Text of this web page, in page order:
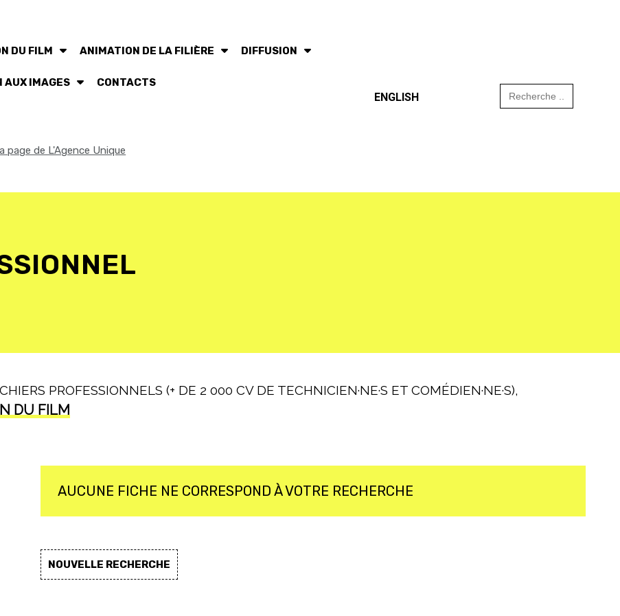
DU FILM ANIMATION DE LA FILIÈRE DIFFUSION
AUX IMAGES CONTACTS
page de L'Agence Unique
ENGLISH
Search
for:
PROFESSIONNELS (+ DE 2 000 CV DE TECHNICIEN·NE·S ET COMÉDIEN·NE·S),
DU FILM
AUCUNE FICHE NE CORRESPOND À VOTRE RECHERCHE
NOUVELLE RECHERCHE